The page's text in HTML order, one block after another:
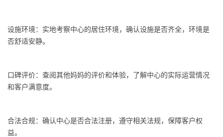
设施环境：实地考察中心的居住环境，确认设施是否齐全，环境是
否舒适安静。
口碑评价：查阅其他妈妈的评价和体验，了解中心的实际运营情况
和客户满意度。
合法合规：确认中心是否合法注册，遵守相关法规，保障客户权
益。